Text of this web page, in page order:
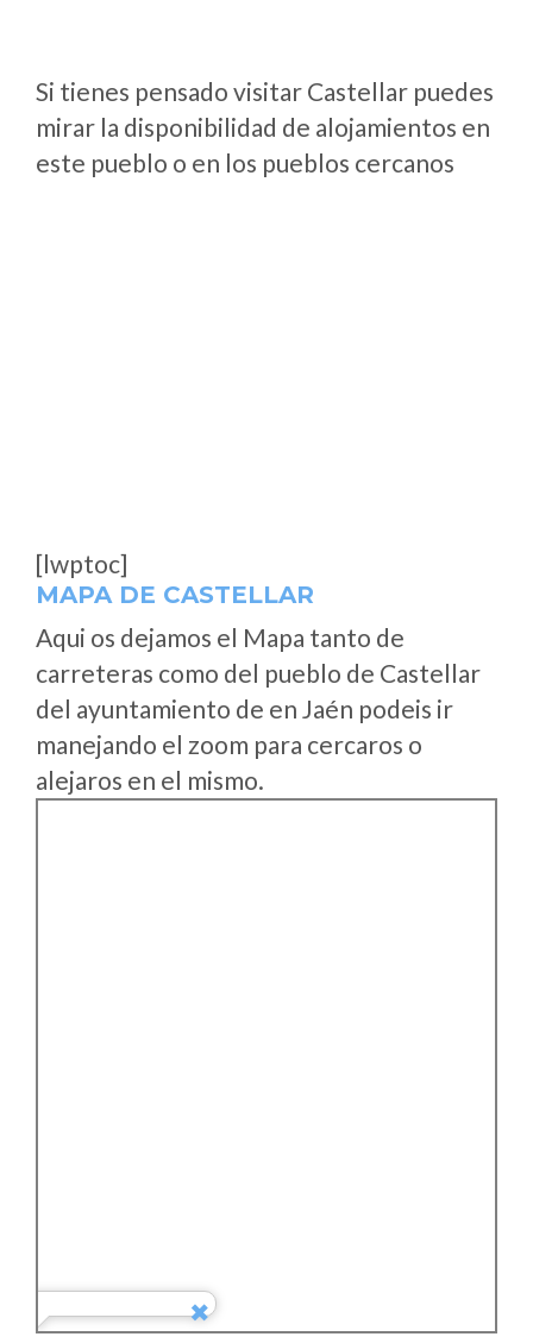
Si tienes pensado visitar Castellar puedes
mirar la disponibilidad de alojamientos en
este pueblo o en los pueblos cercanos
[lwptoc]
MAPA DE CASTELLAR
Aqui os dejamos el Mapa tanto de
carreteras como del pueblo de Castellar
del ayuntamiento de en Jaén podeis ir
manejando el zoom para cercaros o
alejaros en el mismo.